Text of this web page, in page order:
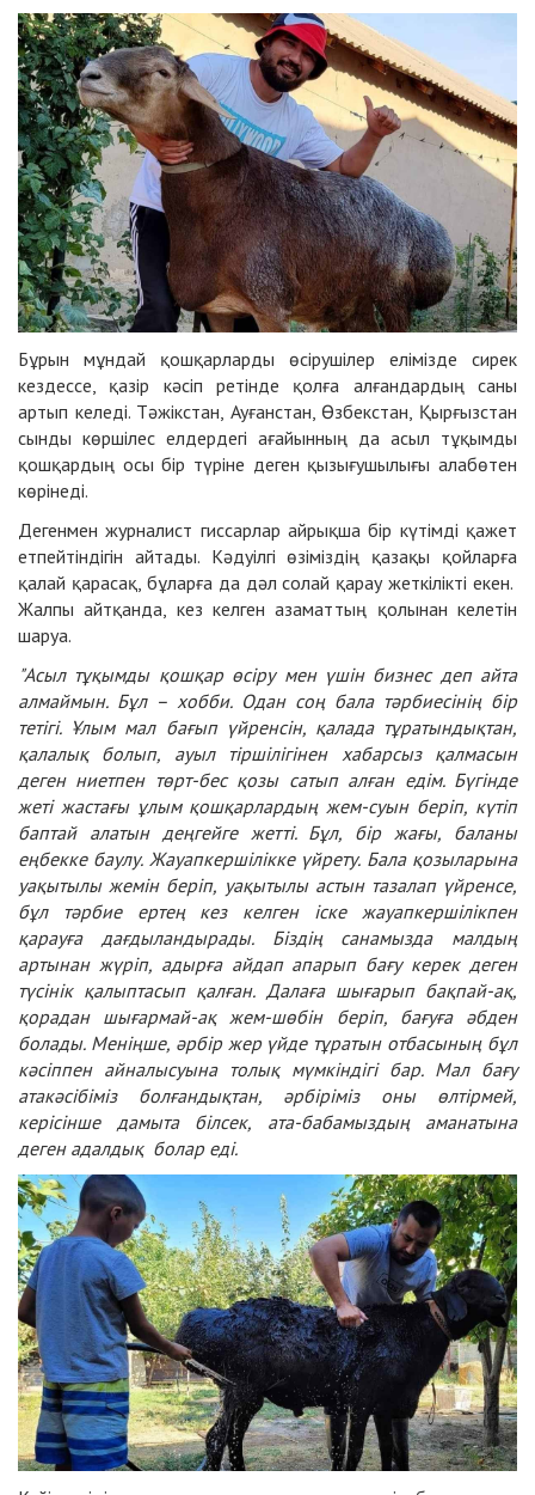
Бұрын мұндай қошқарларды өсірушілер елімізде сирек
кездессе, қазір кәсіп ретінде қолға алғандардың саны
артып келеді. Тәжікстан, Ауғанстан, Өзбекстан, Қырғызстан
сынды көршілес елдердегі ағайынның да асыл тұқымды
қошқардың осы бір түріне деген қызығушылығы алабөтен
көрінеді.
Дегенмен журналист гиссарлар айрықша бір күтімді қажет
етпейтіндігін айтады. Кәдуілгі өзіміздің қазақы қойларға
қалай қарасақ, бұларға да дәл солай қарау жеткілікті екен.
Жалпы айтқанда, кез келген азаматтың қолынан келетін
шаруа.
"Асыл тұқымды қошқар өсіру мен үшін бизнес деп айта
алмаймын. Бұл – хобби. Одан соң бала тәрбиесінің бір
тетігі. Ұлым мал бағып үйренсін, қалада тұратындықтан,
қалалық болып, ауыл тіршілігінен хабарсыз қалмасын
деген ниетпен төрт-бес қозы сатып алған едім. Бүгінде
жеті жастағы ұлым қошқарлардың жем-суын беріп, күтіп
баптай алатын деңгейге жетті. Бұл, бір жағы, баланы
еңбекке баулу. Жауапкершілікке үйрету. Бала қозыларына
уақытылы жемін беріп, уақытылы астын тазалап үйренсе,
бұл тәрбие ертең кез келген іске жауапкершілікпен
қарауға дағдыландырады. Біздің санамызда малдың
артынан жүріп, адырға айдап апарып бағу керек деген
түсінік қалыптасып қалған. Далаға шығарып бақпай-ақ,
қорадан шығармай-ақ жем-шөбін беріп, бағуға әбден
болады. Меніңше, әрбір жер үйде тұратын отбасының бұл
кәсіппен айналысуына толық мүмкіндігі бар. Мал бағу
атакәсібіміз болғандықтан, әрбіріміз оны өлтірмей,
керісінше дамыта білсек, ата-бабамыздың аманатына
деген адалдық болар еді.